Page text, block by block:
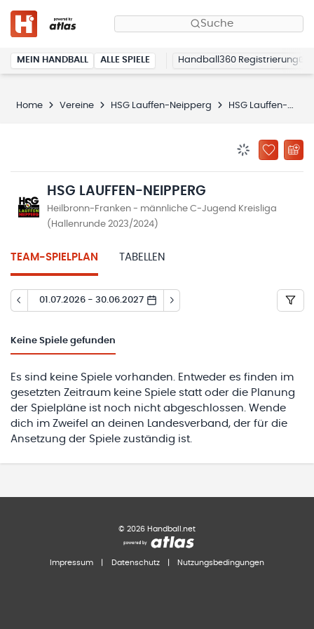
Suche
MEIN HANDBALL ALLE SPIELE Handball360 Registrierung
Home Vereine HSG Lauffen-Neipperg HSG Lauffen-Neipperg
ZU
HSG LAUFFEN-NEIPPERG
Heilbronn-Franken - männliche C-Jugend Kreisliga
(Hallenrunde 2023/2024)
TEAM-SPIELPLAN TABELLEN
01.07.2026 - 30.06.2027
Keine Spiele gefunden
Es sind keine Spiele vorhanden. Entweder es finden im
gesetzten Zeitraum keine Spiele statt oder die Planung
der Spielpläne ist noch nicht abgeschlossen. Wende
dich im Zweifel an deinen Landesverband, der für die
Ansetzung der Spiele zuständig ist.
© 2026 Handball.net
Impressum Datenschutz Nutzungsbedingungen